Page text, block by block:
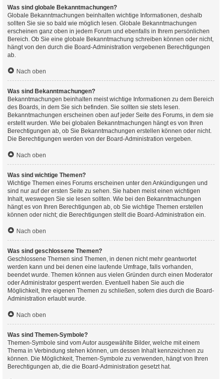
Was sind globale Bekanntmachungen?
Globale Bekanntmachungen beinhalten wichtige Informationen, deshalb
sollten Sie sie so bald wie möglich lesen. Globale Bekanntmachungen
erscheinen ganz oben in jedem Forum und ebenfalls in Ihrem persönlichen
Bereich. Ob Sie eine globale Bekanntmachung schreiben können oder nicht,
hängt von den durch die Board-Administration vergebenen Berechtigungen
ab.
Nach oben
Was sind Bekanntmachungen?
Bekanntmachungen beinhalten meist wichtige Informationen zu dem Bereich
des Boards, in dem Sie sich befinden. Sie sollten sie stets lesen.
Bekanntmachungen erscheinen oben auf jeder Seite des Forums, in dem sie
erstellt wurden. Wie bei globalen Bekanntmachungen hängt es von Ihren
Berechtigungen ab, ob Sie Bekanntmachungen erstellen können oder nicht.
Die Berechtigungen werden von der Board-Administration vergeben.
Nach oben
Was sind wichtige Themen?
Wichtige Themen eines Forums erscheinen unter den Ankündigungen und
sind nur auf der ersten Seite zu sehen. Sie haben meist einen wichtigen
Inhalt, weswegen Sie sie lesen sollten. Wie bei den Bekanntmachungen
hängt es von Ihren Berechtigungen ab, ob Sie wichtige Themen erstellen
können oder nicht; die Berechtigungen stellt die Board-Administration ein.
Nach oben
Was sind geschlossene Themen?
Geschlossene Themen sind Themen, in denen nicht mehr geantwortet
werden kann und bei denen eine laufende Umfrage, falls vorhanden,
beendet wurde. Themen können aus vielen Gründen durch einen Moderator
oder Administrator gesperrt werden. Eventuell haben Sie auch die
Möglichkeit, Ihre eigenen Themen zu schließen, sofern dies durch die Board-
Administration erlaubt wurde.
Nach oben
Was sind Themen-Symbole?
Themen-Symbole sind vom Autor ausgewählte Bilder, welche mit einem
Thema in Verbindung stehen können, um dessen Inhalt kennzeichnen zu
können. Die Möglichkeit, Themen-Symbole zu verwenden, hängt von Ihren
Berechtigungen ab, die die Board-Administration gesetzt hat.